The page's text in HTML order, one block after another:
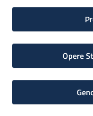
Opere